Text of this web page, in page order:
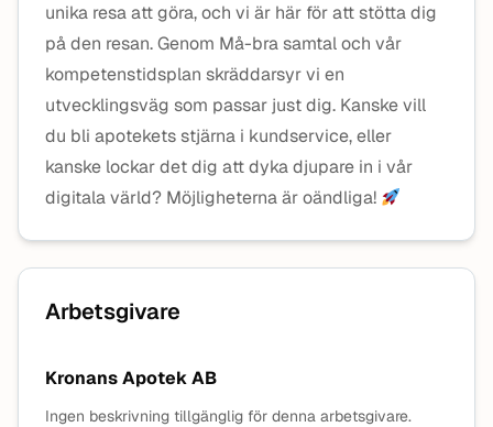
unika resa att göra, och vi är här för att stötta dig
på den resan. Genom Må-bra samtal och vår
kompetenstidsplan skräddarsyr vi en
utvecklingsväg som passar just dig. Kanske vill
du bli apotekets stjärna i kundservice, eller
kanske lockar det dig att dyka djupare in i vår
digitala värld? Möjligheterna är oändliga!
Arbetsgivare
Kronans Apotek AB
Ingen beskrivning tillgänglig för denna arbetsgivare.